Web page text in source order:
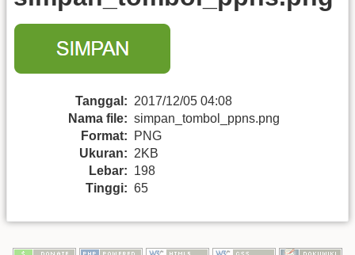
Tanggal: 2017/12/05 04:08
Nama file: simpan_tombol_ppns.png
Format:
PNG
Ukuran: 2KB
Lebar: 198
Tinggi: 65